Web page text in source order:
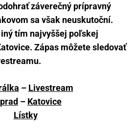
záverečný prípravný
sa však neuskutoční.
tím najvyššej poľskej
Zápas môžete sledovať
– Livestream
– Katovice
Lístky